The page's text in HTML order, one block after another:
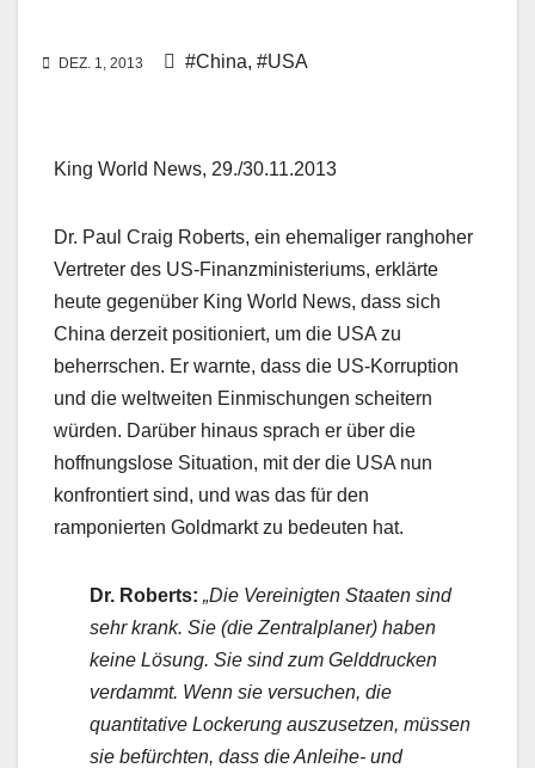
DEZ. 1, 2013 #China, #USA
King World News, 29./30.11.2013
Dr. Paul Craig Roberts, ein ehemaliger ranghoher
Vertreter des US-Finanzministeriums, erklärte
heute gegenüber King World News, dass sich
China derzeit positioniert, um die USA zu
beherrschen. Er warnte, dass die US-Korruption
und die weltweiten Einmischungen scheitern
würden. Darüber hinaus sprach er über die
hoffnungslose Situation, mit der die USA nun
konfrontiert sind, und was das für den
ramponierten Goldmarkt zu bedeuten hat.
Dr. Roberts: „Die Vereinigten Staaten sind
sehr krank. Sie (die Zentralplaner) haben
keine Lösung. Sie sind zum Gelddrucken
verdammt. Wenn sie versuchen, die
quantitative Lockerung auszusetzen, müssen
sie befürchten, dass die Anleihe- und